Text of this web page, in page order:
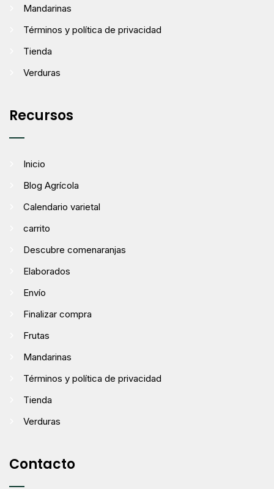
Mandarinas
Términos y política de privacidad
Tienda
Verduras
Recursos
Inicio
Blog Agrícola
Calendario varietal
carrito
Descubre comenaranjas
Elaborados
Envío
Finalizar compra
Frutas
Mandarinas
Términos y política de privacidad
Tienda
Verduras
Contacto